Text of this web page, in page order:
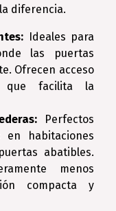
diferencia.
Ideales para
las puertas
Ofrecen acceso
que facilita la
Perfectos
en habitaciones
abatibles.
menos
compacta y